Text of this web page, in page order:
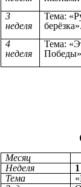
3
неделя
Тема:
берёзка».
4
неделя
Тема:
Месяц
Неделя
1
Тема